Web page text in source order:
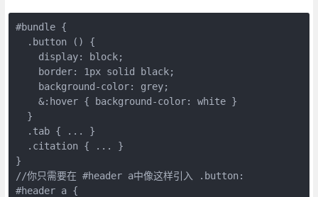
#bundle {
  .button () {
    display: block;
    border: 1px solid black;
    background-color: grey;
    &:hover { background-color: white }
  }
  .tab { ... }
  .citation { ... }
}
//你只需要在 #header a中像这样引入 .button:
#header a {